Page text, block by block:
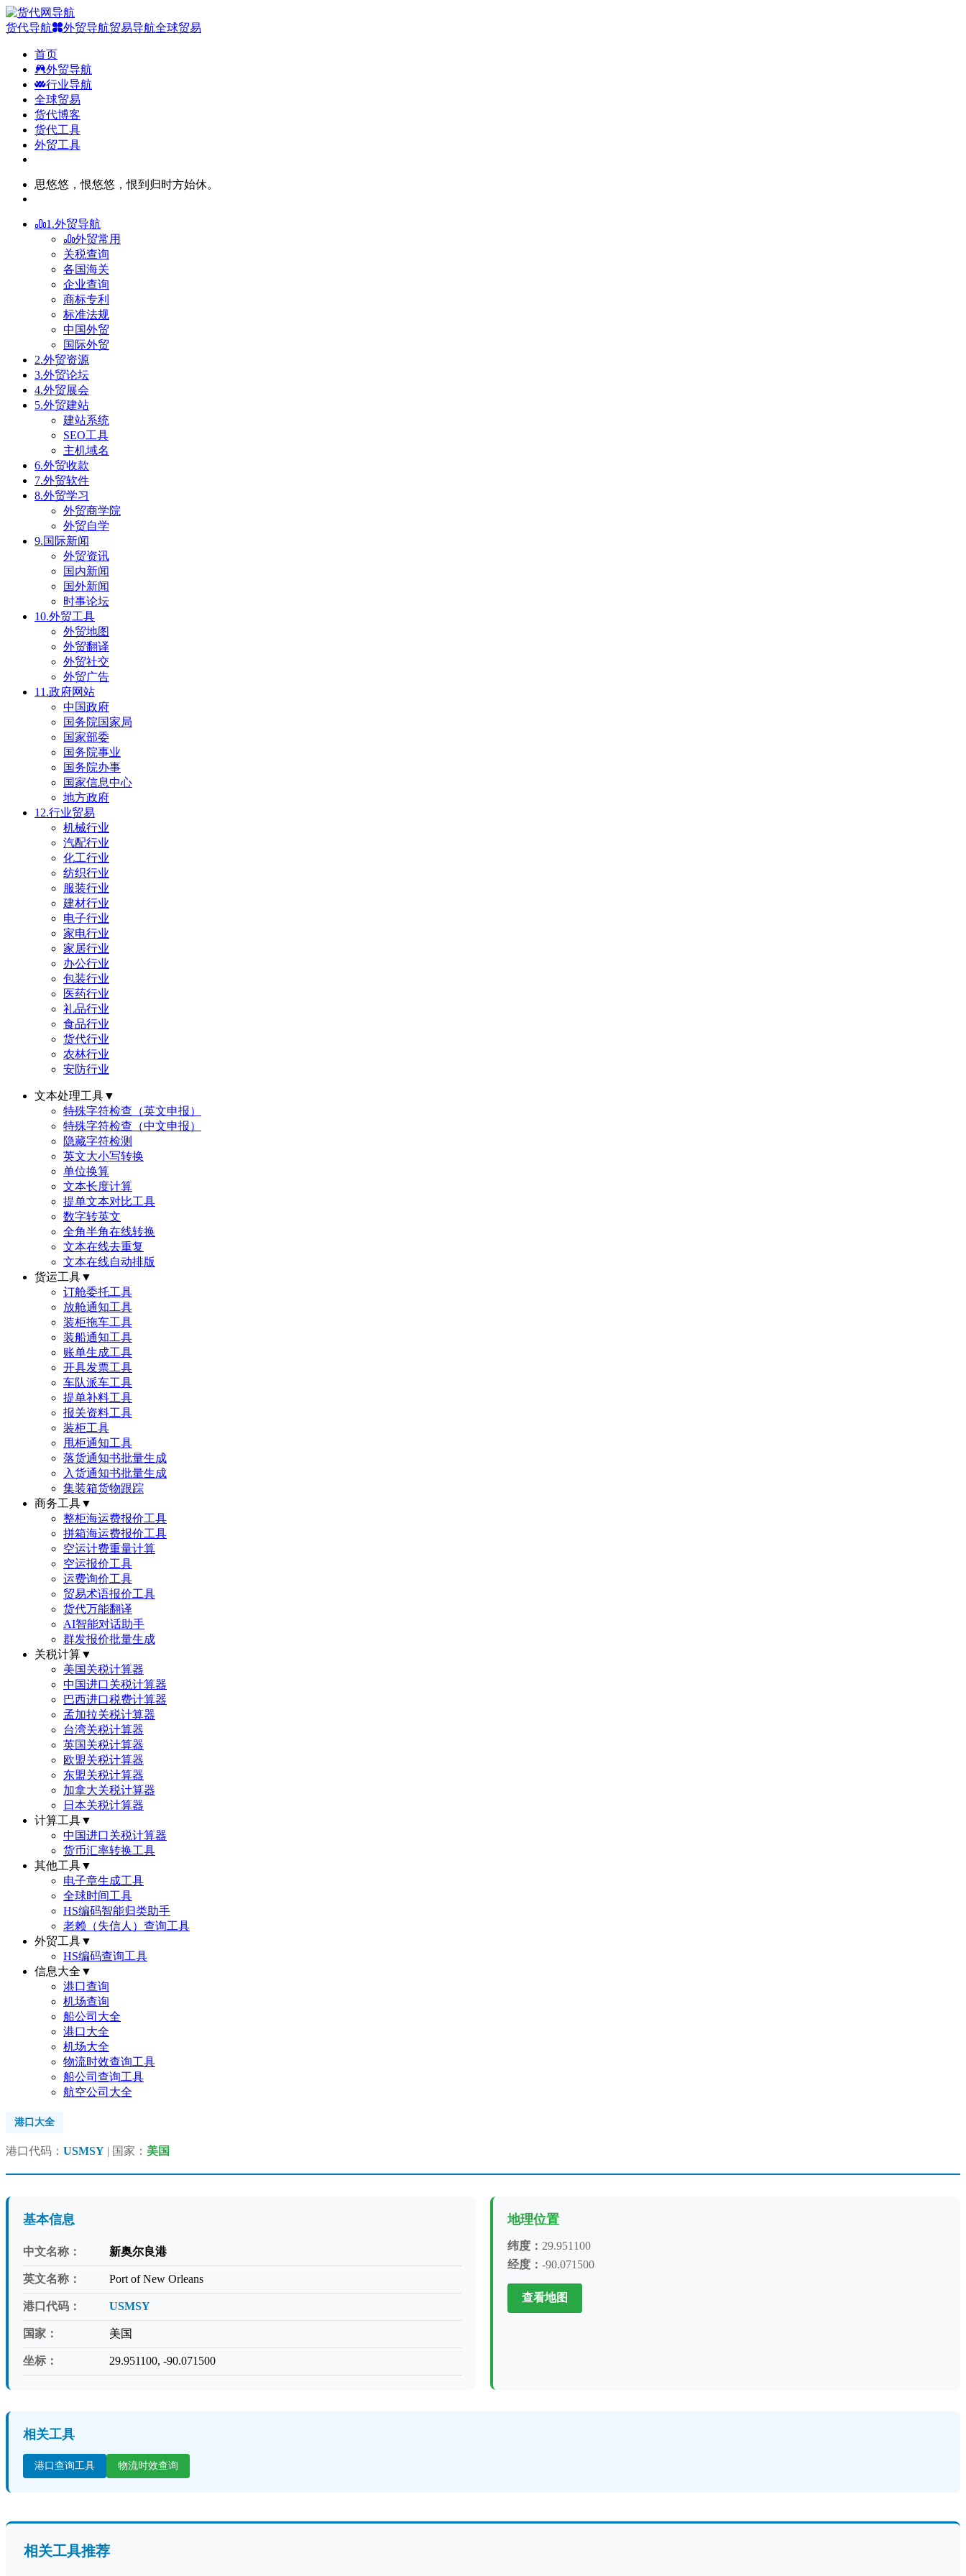
货代导航 外贸导航贸易导航全球贸易
首页
外贸导航
行业导航
全球贸易
货代博客
货代工具
外贸工具
思悠悠，恨悠悠，恨到归时方始休。
1.外贸导航
外贸常用
关税查询
各国海关
企业查询
商标专利
标准法规
中国外贸
国际外贸
2.外贸资源
3.外贸论坛
4.外贸展会
5.外贸建站
建站系统
SEO工具
主机域名
6.外贸收款
7.外贸软件
8.外贸学习
外贸商学院
外贸自学
9.国际新闻
外贸资讯
国内新闻
国外新闻
时事论坛
10.外贸工具
外贸地图
外贸翻译
外贸社交
外贸广告
11.政府网站
中国政府
国务院国家局
国家部委
国务院事业
国务院办事
国家信息中心
地方政府
12.行业贸易
机械行业
汽配行业
化工行业
纺织行业
服装行业
建材行业
电子行业
家电行业
家居行业
办公行业
包装行业
医药行业
礼品行业
食品行业
货代行业
农林行业
安防行业
文本处理工具▼
特殊字符检查（英文申报）
特殊字符检查（中文申报）
隐藏字符检测
英文大小写转换
单位换算
文本长度计算
提单文本对比工具
数字转英文
全角半角在线转换
文本在线去重复
文本在线自动排版
货运工具▼
订舱委托工具
放舱通知工具
装柜拖车工具
装船通知工具
账单生成工具
开具发票工具
车队派车工具
提单补料工具
报关资料工具
装柜工具
甩柜通知工具
落货通知书批量生成
入货通知书批量生成
集装箱货物跟踪
商务工具▼
整柜海运费报价工具
拼箱海运费报价工具
空运计费重量计算
空运报价工具
运费询价工具
贸易术语报价工具
货代万能翻译
AI智能对话助手
群发报价批量生成
关税计算▼
美国关税计算器
中国进口关税计算器
巴西进口税费计算器
孟加拉关税计算器
台湾关税计算器
英国关税计算器
欧盟关税计算器
东盟关税计算器
加拿大关税计算器
日本关税计算器
计算工具▼
中国进口关税计算器
货币汇率转换工具
其他工具▼
电子章生成工具
全球时间工具
HS编码智能归类助手
老赖（失信人）查询工具
外贸工具▼
HS编码查询工具
信息大全 ▼
港口查询
机场查询
船公司大全
港口大全
机场大全
物流时效查询工具
船公司查询工具
航空公司大全
港口大全
港口代码： USMSY | 国家： 美国
基本信息
中文名称： 新奥尔良港
英文名称： Port of New Orleans
港口代码： USMSY
国家： 美国
坐标： 29.951100, -90.071500
地理位置
纬度： 29.951100
经度： -90.071500
查看地图
相关工具
港口查询工具 物流时效查询
相关工具推荐